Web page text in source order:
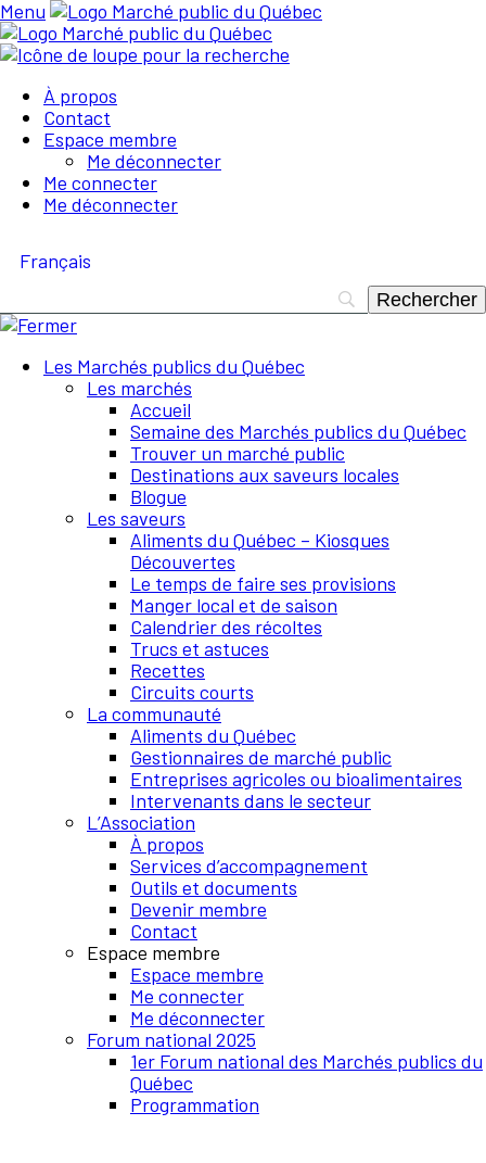
Menu
À propos
Contact
Espace membre
Me déconnecter
Me connecter
Me déconnecter
Français
Les Marchés publics du Québec
Les marchés
Accueil
Semaine des Marchés publics du Québec
Trouver un marché public
Destinations aux saveurs locales
Blogue
Les saveurs
Aliments du Québec – Kiosques
Découvertes
Le temps de faire ses provisions
Manger local et de saison
Calendrier des récoltes
Trucs et astuces
Recettes
Circuits courts
La communauté
Aliments du Québec
Gestionnaires de marché public
Entreprises agricoles ou bioalimentaires
Intervenants dans le secteur
L’Association
À propos
Services d’accompagnement
Outils et documents
Devenir membre
Contact
Espace membre
Espace membre
Me connecter
Me déconnecter
Forum national 2025
1er Forum national des Marchés publics du
Québec
Programmation